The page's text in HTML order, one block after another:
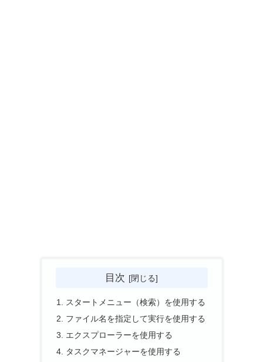
目次
スタートメニュー（検索）を使用する
ファイル名を指定して実行を使用する
エクスプローラーを使用する
タスクマネージャーを使用する